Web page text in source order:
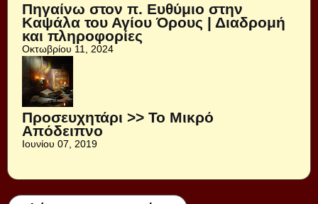
Πηγαίνω στον π. Ευθύμιο στην
Καψάλα του Αγίου Όρους | Διαδρομή
και πληροφορίες
Οκτωβρίου 11, 2024
Προσευχητάρι >> Το Μικρό
Απόδειπνο
Ιουνίου 07, 2019